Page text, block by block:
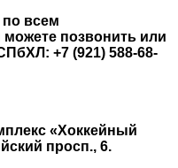
всем
позвонить или
+7 (921) 588-68-
«Хоккейный
просп., 6.